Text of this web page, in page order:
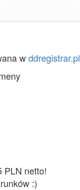
wddregistrar.pl
PLN netto!
:)